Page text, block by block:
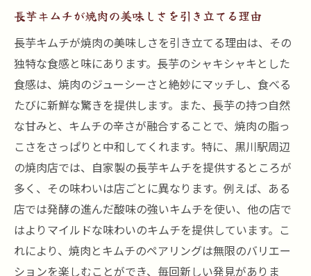
長芋キムチが焼肉の美味しさを引き立てる理由
長芋キムチが焼肉の美味しさを引き立てる理由は、その
独特な食感と味にあります。長芋のシャキシャキとした
食感は、焼肉のジューシーさと絶妙にマッチし、食べる
たびに新鮮な驚きを提供します。また、長芋の持つ自然
な甘みと、キムチの辛さが融合することで、焼肉の脂っ
こさをさっぱりと中和してくれます。特に、黒川駅周辺
の焼肉店では、自家製の長芋キムチを提供するところが
多く、その味わいは店ごとに異なります。例えば、ある
店では発酵の進んだ酸味の強いキムチを使い、他の店で
はよりマイルドな味わいのキムチを提供しています。こ
れにより、焼肉とキムチのペアリングは無限のバリエー
ションを楽しむことができ、毎回新しい発見がありま